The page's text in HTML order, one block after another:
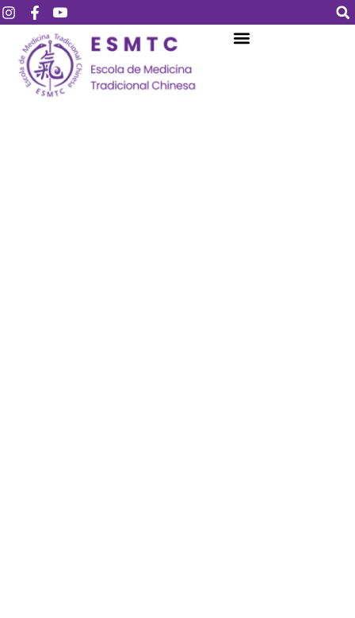
Login Assinar
Login